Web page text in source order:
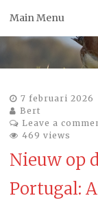
Main Menu
7 februari 2026
Bert
Leave a
469 views
Nieuw op
Portugal: